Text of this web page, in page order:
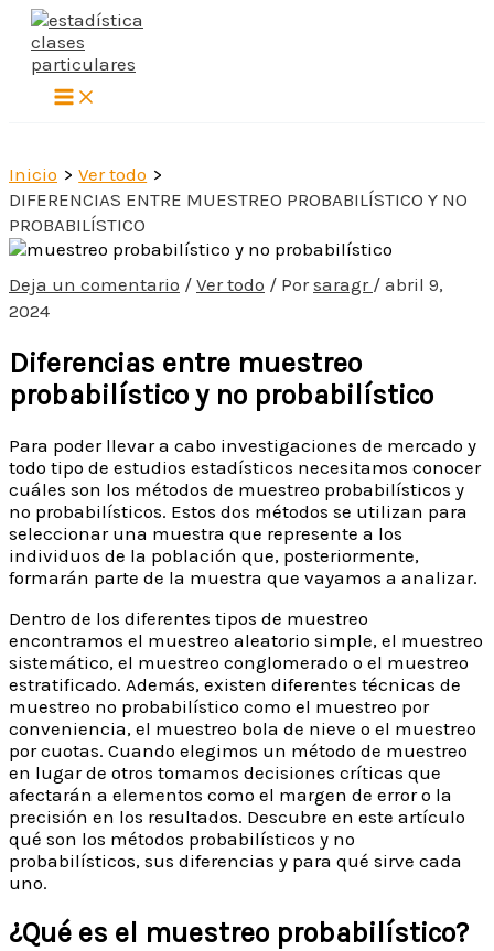
contenido
Inicio
Ver todo
DIFERENCIAS ENTRE MUESTREO PROBABILÍSTICO Y NO
PROBABILÍSTICO
Deja un comentario / Ver todo / Porsaragr / abril 9,
2024
Diferencias entre muestreo
probabilístico y no probabilístico
Para poder llevar a cabo investigaciones de mercado y
todo tipo de estudios estadísticos necesitamos conocer
cuáles son los métodos de muestreo probabilísticos y
no probabilísticos. Estos dos métodos se utilizan para
seleccionar una muestra que represente a los
individuos de la población que, posteriormente,
formarán parte de la muestra que vayamos a analizar.
Dentro de los diferentes tipos de muestreo
encontramos el muestreo aleatorio simple, el muestreo
sistemático, el muestreo conglomerado o el muestreo
estratificado. Además, existen diferentes técnicas de
muestreo no probabilístico como el muestreo por
conveniencia, el muestreo bola de nieve o el muestreo
por cuotas. Cuando elegimos un método de muestreo
en lugar de otros tomamos decisiones críticas que
afectarán a elementos como el margen de error o la
precisión en los resultados. Descubre en este artículo
qué son los métodos probabilísticos y no
probabilísticos, sus diferencias y para qué sirve cada
uno.
¿Qué es el muestreo probabilístico?